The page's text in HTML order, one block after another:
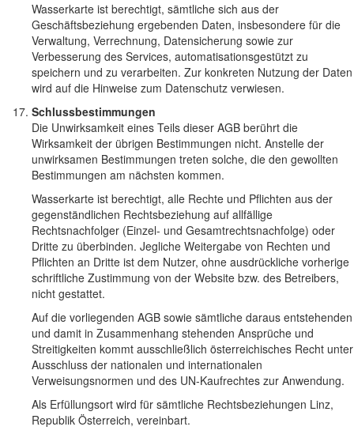
Wasserkarte ist berechtigt, sämtliche sich aus der
Geschäftsbeziehung ergebenden Daten, insbesondere für die
Verwaltung, Verrechnung, Datensicherung sowie zur
Verbesserung des Services, automatisationsgestützt zu
speichern und zu verarbeiten. Zur konkreten Nutzung der Daten
wird auf die Hinweise zum Datenschutz verwiesen.
Schlussbestimmungen
Die Unwirksamkeit eines Teils dieser AGB berührt die
Wirksamkeit der übrigen Bestimmungen nicht. Anstelle der
unwirksamen Bestimmungen treten solche, die den gewollten
Bestimmungen am nächsten kommen.
Wasserkarte ist berechtigt, alle Rechte und Pflichten aus der
gegenständlichen Rechtsbeziehung auf allfällige
Rechtsnachfolger (Einzel- und Gesamtrechtsnachfolge) oder
Dritte zu überbinden. Jegliche Weitergabe von Rechten und
Pflichten an Dritte ist dem Nutzer, ohne ausdrückliche vorherige
schriftliche Zustimmung von der Website bzw. des Betreibers,
nicht gestattet.
Auf die vorliegenden AGB sowie sämtliche daraus entstehenden
und damit in Zusammenhang stehenden Ansprüche und
Streitigkeiten kommt ausschließlich österreichisches Recht unter
Ausschluss der nationalen und internationalen
Verweisungsnormen und des UN-Kaufrechtes zur Anwendung.
Als Erfüllungsort wird für sämtliche Rechtsbeziehungen Linz,
Republik Österreich, vereinbart.